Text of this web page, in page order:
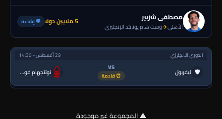
مصطفى شزبير
الأهلي→وست هام يونايتد الإنجليزي 5 ملايين دولا 💬 إشاعة
الدوري الإنجليزي 29 أغسطس - 14:30
🛡 ليفربول VS
⏰ قادمة نوتنجهام فورست
⚠️ المجموعة غير موجودة